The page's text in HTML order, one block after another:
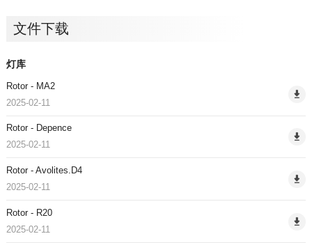
文件下载
灯库
Rotor - MA2
2025-02-11
Rotor - Depence
2025-02-11
Rotor - Avolites.D4
2025-02-11
Rotor - R20
2025-02-11